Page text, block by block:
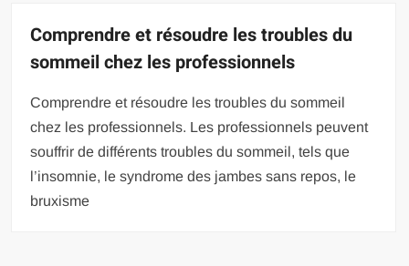
Comprendre et résoudre les troubles du
sommeil chez les professionnels
Comprendre et résoudre les troubles du sommeil
chez les professionnels. Les professionnels peuvent
souffrir de différents troubles du sommeil, tels que
l’insomnie, le syndrome des jambes sans repos, le
bruxisme